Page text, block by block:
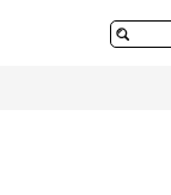
דלג לתוכן העמוד